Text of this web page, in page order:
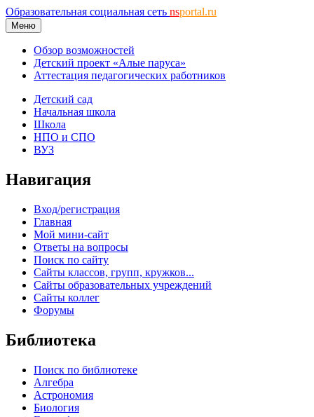
Образовательная социальная сеть nsportal.ru
Меню
Обзор возможностей
Детский проект «Алые паруса»
Аттестация педагогических работников
Детский сад
Начальная школа
Школа
НПО и СПО
ВУЗ
Навигация
Вход/регистрация
Главная
Мой мини-сайт
Ответы на вопросы
Поиск по сайту
Сайты классов, групп, кружков...
Сайты образовательных учреждений
Сайты коллег
Форумы
Библиотека
Поиск по библиотеке
Алгебра
Астрономия
Биология